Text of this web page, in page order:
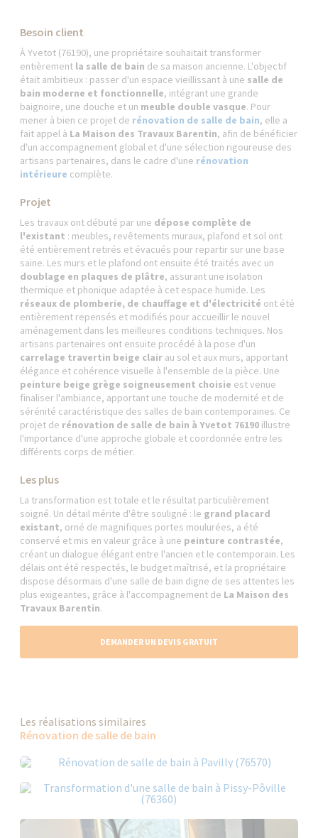
Besoin client
À Yvetot (76190), une propriétaire souhaitait transformer
entièrement la salle de bain de sa maison ancienne. L'objectif
était ambitieux : passer d'un espace vieillissant à une salle de
bain moderne et fonctionnelle, intégrant une grande
baignoire, une douche et un meuble double vasque. Pour
mener à bien ce projet de rénovation de salle de bain, elle a
fait appel à La Maison des Travaux Barentin, afin de bénéficier
d'un accompagnement global et d'une sélection rigoureuse des
artisans partenaires, dans le cadre d'une rénovation
intérieure complète.
Projet
Les travaux ont débuté par une dépose complète de
l'existant : meubles, revêtements muraux, plafond et sol ont
été entièrement retirés et évacués pour repartir sur une base
saine. Les murs et le plafond ont ensuite été traités avec un
doublage en plaques de plâtre, assurant une isolation
thermique et phonique adaptée à cet espace humide. Les
réseaux de plomberie, de chauffage et d'électricité ont été
entièrement repensés et modifiés pour accueillir le nouvel
aménagement dans les meilleures conditions techniques. Nos
artisans partenaires ont ensuite procédé à la pose d'un
carrelage travertin beige clair au sol et aux murs, apportant
élégance et cohérence visuelle à l'ensemble de la pièce. Une
peinture beige grège soigneusement choisie est venue
finaliser l'ambiance, apportant une touche de modernité et de
sérénité caractéristique des salles de bain contemporaines. Ce
projet de rénovation de salle de bain à Yvetot 76190 illustre
l'importance d'une approche globale et coordonnée entre les
différents corps de métier.
Les plus
La transformation est totale et le résultat particulièrement
soigné. Un détail mérite d'être souligné : le grand placard
existant, orné de magnifiques portes moulurées, a été
conservé et mis en valeur grâce à une peinture contrastée,
créant un dialogue élégant entre l'ancien et le contemporain. Les
délais ont été respectés, le budget maîtrisé, et la propriétaire
dispose désormais d'une salle de bain digne de ses attentes les
plus exigeantes, grâce à l'accompagnement de La Maison des
Travaux Barentin.
DEMANDER UN DEVIS GRATUIT
Les réalisations similaires
Rénovation de salle de bain